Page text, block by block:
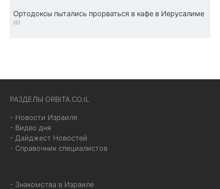
Ортодоксы пытались прорваться в кафе в Иерусалиме
(6)
РАЗДЕЛЫ ORBITA.CO.IL
- Новости Израиля
- Видео дня
- Дайджест Новостей
- Справочник специалистов
- Знакомства в Израиле